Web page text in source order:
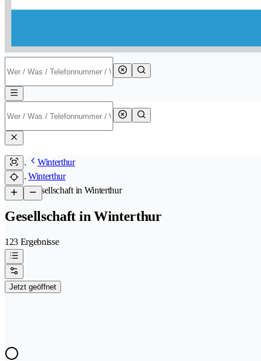
Winterthur
Winterthur
/Gesellschaft in Winterthur
Gesellschaft in Winterthur
123 Ergebnisse
Jetzt geöffnet